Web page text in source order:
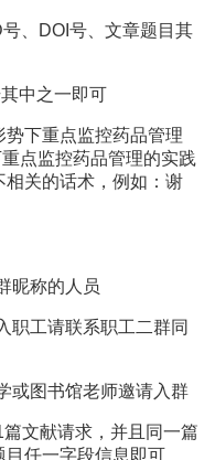
、DOI号、文章题目其
中之一即可
下重点监控药品管理
点监控药品管理的实践
关的话术，例如：谢
昵称的人员
职工请联系职工二群同
或图书馆老师邀请入群
文献请求，并且同一篇
目任一字段信息即可